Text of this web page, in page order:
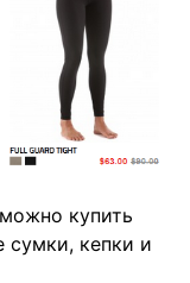
купить
сумки, кепки и